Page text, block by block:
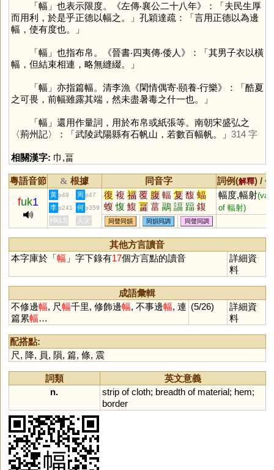
「幅 」也表示限度。《左傳‧襄公二十八年》：「夫民生厚
而用利，於是乎正德以幅之。」孔穎達疏：「言用正德以為邊
幅，使有度也。」
「幅 」也指布帛。《晉書‧四夷傳‧倭人》：「其男子衣以橫
幅，但結束相連，略無縫綴。」
「幅 」亦指篇幅。清李漁《閑情偶寄‧頤養‧行樂》：「酷夏
之可畏，前幅雖露其端，然未盡暑毒之什一也。」
「幅 」還用作量詞，用於布帛或紙張等。南朝宋盛弘之
〈荊州記〉：「武陵武陽縣有石帆山，若數百幅帆。」 314 字
相關漢字: 巾 ,畐
粵語音節 & 根據 同音字 詞例(解釋) /
fuk1
黃 p49 周 p47 復 複 福 覆 腹 輻 复 馥 蝠
蝮 愎 鰒 畐 葍 鶝 諨 踾 鍑
輹
幅度,幅射(var.
of 輻射)
李 p241 何 p359
HKLS 人文 同聲同韻 同韻同調 同聲同調
其他方言讀音
本字庫於「幅 」字下錄有17個方言點的讀音
詳細資
料
成語彙輯
不修邊幅, 尺幅千里, 修飾邊幅, 不事邊幅, 連
篇累幅…
(5/26)
詳細資
料
配搭點:
尺 , 降, 員, 隕, 篇, 條, 震
詞類
英文意義
n.
strip of cloth; breadth of material; hem;
border